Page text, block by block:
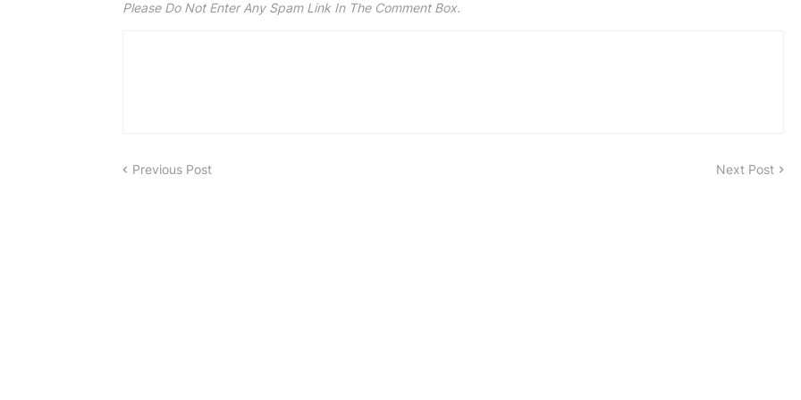
Please Do Not Enter Any Spam Link In The Comment Box.
Previous Post Next Post